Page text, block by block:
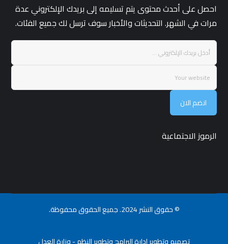
احصل على أحدث محتوى يتم تسليمه إلى بريدك الإلكتروني عدة
مرات في الشهر. التحديثات والأخبار سوف ترسل لك جميع الفئات.
انضم الان
الرموز الاجتماعية
© حقوق النشر 2024. جميع الحقوق محفوظة.